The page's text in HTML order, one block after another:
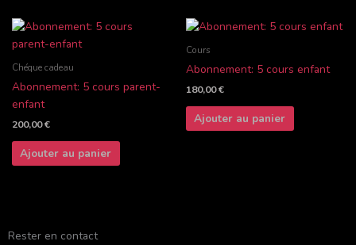
Chéque cadeau
Abonnement: 5 cours parent-
enfant
200,00€
Ajouter au panier
Cours
Abonnement: 5 cours enfant
180,00€
Ajouter au panier
Rester en contact